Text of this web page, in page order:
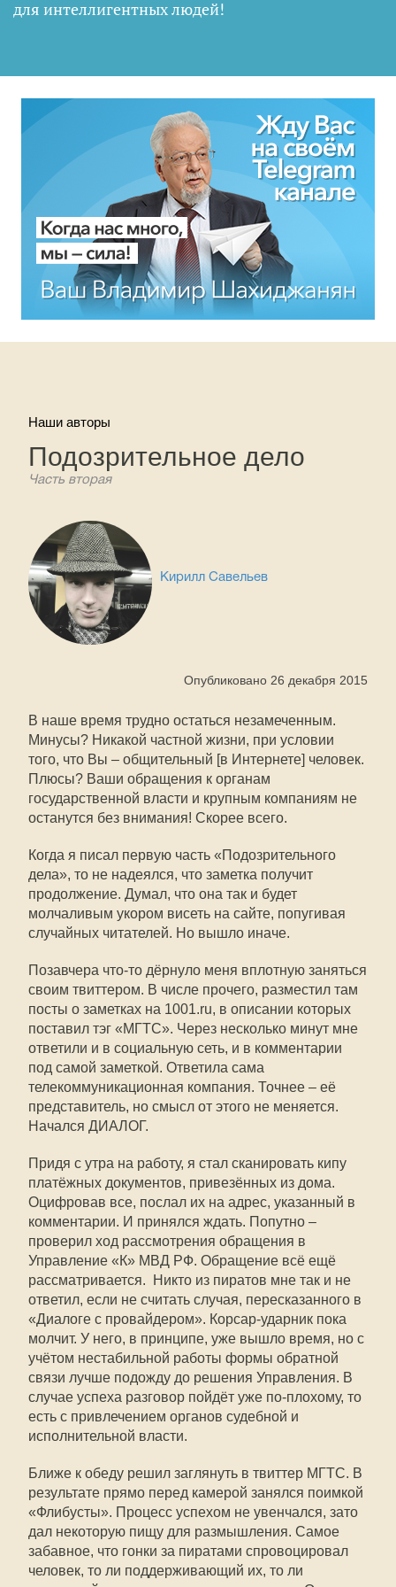
для интеллигентных людей!
Наши авторы
Подозрительное дело
Часть вторая
Кирилл Савельев
Опубликовано 26 декабря 2015
В наше время трудно остаться незамеченным.
Минусы? Никакой частной жизни, при условии
того, что Вы – общительный [в Интернете] человек.
Плюсы? Ваши обращения к органам
государственной власти и крупным компаниям не
останутся без внимания! Скорее всего.
Когда я писал первую часть «Подозрительного
дела», то не надеялся, что заметка получит
продолжение. Думал, что она так и будет
молчаливым укором висеть на сайте, попугивая
случайных читателей. Но вышло иначе.
Позавчера что-то дёрнуло меня вплотную заняться
своим твиттером. В числе прочего, разместил там
посты о заметках на 1001.ru, в описании которых
поставил тэг «МГТС». Через несколько минут мне
ответили и в социальную сеть, и в комментарии
под самой заметкой. Ответила сама
телекоммуникационная компания. Точнее – её
представитель, но смысл от этого не меняется.
Начался ДИАЛОГ.
Придя с утра на работу, я стал сканировать кипу
платёжных документов, привезённых из дома.
Оцифровав все, послал их на адрес, указанный в
комментарии. И принялся ждать. Попутно –
проверил ход рассмотрения обращения в
Управление «К» МВД РФ. Обращение всё ещё
рассматривается. Никто из пиратов мне так и не
ответил, если не считать случая, пересказанного в
«Диалоге с провайдером». Корсар-ударник пока
молчит. У него, в принципе, уже вышло время, но с
учётом нестабильной работы формы обратной
связи лучше подожду до решения Управления. В
случае успеха разговор пойдёт уже по-плохому, то
есть с привлечением органов судебной и
исполнительной власти.
Ближе к обеду решил заглянуть в твиттер МГТС. В
результате прямо перед камерой занялся поимкой
«Флибусты». Процесс успехом не увенчался, зато
дал некоторую пищу для размышления. Самое
забавное, что гонки за пиратами спровоцировал
человек, то ли поддерживающий их, то ли